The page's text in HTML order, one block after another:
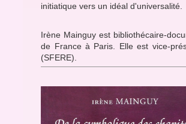
initiatique vers un idéal d'universalité.
Irène Mainguy est bibliothécaire-
de France à Paris. Elle est vice-
(SFERE).